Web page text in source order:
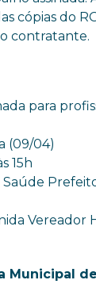
cópias do
contratante.
para
(09/04)
15h
Saúde
Vereador
Municipal